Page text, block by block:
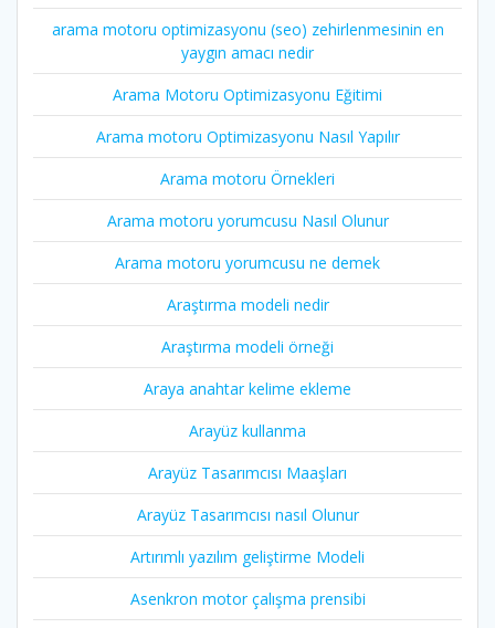
arama motoru optimizasyonu (seo) zehirlenmesinin en
yaygın amacı nedir
Arama Motoru Optimizasyonu Eğitimi
Arama motoru Optimizasyonu Nasıl Yapılır
Arama motoru Örnekleri
Arama motoru yorumcusu Nasıl Olunur
Arama motoru yorumcusu ne demek
Araştırma modeli nedir
Araştırma modeli örneği
Araya anahtar kelime ekleme
Arayüz kullanma
Arayüz Tasarımcısı Maaşları
Arayüz Tasarımcısı nasıl Olunur
Artırımlı yazılım geliştirme Modeli
Asenkron motor çalışma prensibi